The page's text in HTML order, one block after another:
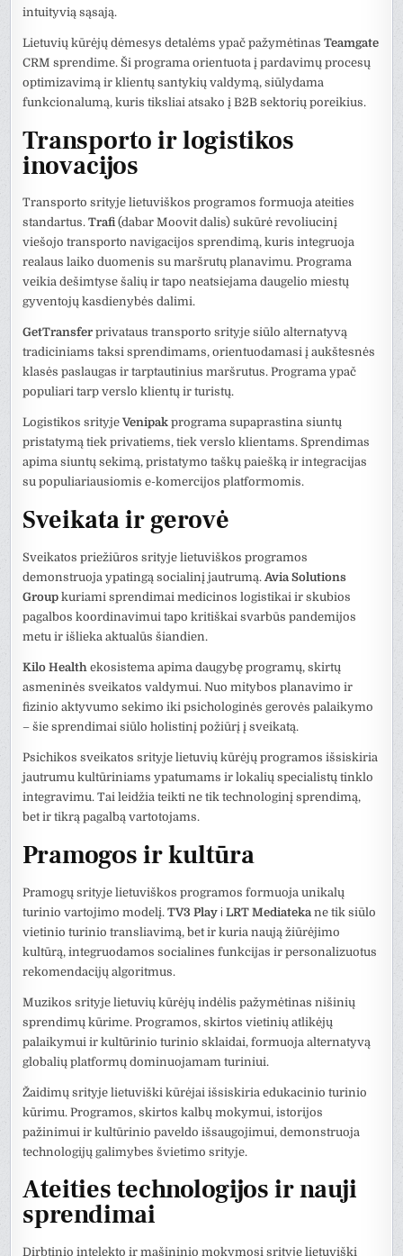
intuityvią sąsają.
Lietuvių kūrėjų dėmesys detalėms ypač pažymėtinasTeamgate
CRM sprendime. Ši programa orientuota į pardavimų procesų
optimizavimą ir klientų santykių valdymą, siūlydama
funkcionalumą, kuris tiksliai atsako į B2B sektorių poreikius.
Transporto ir logistikos
inovacijos
Transporto srityje lietuviškos programos formuoja ateities
standartus.Trafi(dabar Moovit dalis) sukūrė revoliucinį
viešojo transporto navigacijos sprendimą, kuris integruoja
realaus laiko duomenis su maršrutų planavimu. Programa
veikia dešimtyse šalių ir tapo neatsiejama daugelio miestų
gyventojų kasdienybės dalimi.
GetTransfer privataus transporto srityje siūlo alternatyvą
tradiciniams taksi sprendimams, orientuodamasi į aukštesnės
klasės paslaugas ir tarptautinius maršrutus. Programa ypač
populiari tarp verslo klientų ir turistų.
Logistikos srityjeVenipak programa supaprastina siuntų
pristatymą tiek privatiems, tiek verslo klientams. Sprendimas
apima siuntų sekimą, pristatymo taškų paiešką ir integracijas
su populiariausiomis e-komercijos platformomis.
Sveikata ir gerovė
Sveikatos priežiūros srityje lietuviškos programos
demonstruoja ypatingą socialinį jautrumą.Avia Solutions
Group kuriami sprendimai medicinos logistikai ir skubios
pagalbos koordinavimui tapo kritiškai svarbūs pandemijos
metu ir išlieka aktualūs šiandien.
Kilo Health ekosistema apima daugybę programų, skirtų
asmeninės sveikatos valdymui. Nuo mitybos planavimo ir
fizinio aktyvumo sekimo iki psichologinės gerovės palaikymo
– šie sprendimai siūlo holistinį požiūrį į sveikatą.
Psichikos sveikatos srityje lietuvių kūrėjų programos išsiskiria
jautrumu kultūriniams ypatumams ir lokalių specialistų tinklo
integravimu. Tai leidžia teikti ne tik technologinį sprendimą,
bet ir tikrą pagalbą vartotojams.
Pramogos ir kultūra
Pramogų srityje lietuviškos programos formuoja unikalų
turinio vartojimo modelį.TV3 Play іLRT Mediateka ne tik siūlo
vietinio turinio transliavimą, bet ir kuria naują žiūrėjimo
kultūrą, integruodamos socialines funkcijas ir personalizuotus
rekomendacijų algoritmus.
Muzikos srityje lietuvių kūrėjų indėlis pažymėtinas nišinių
sprendimų kūrime. Programos, skirtos vietinių atlikėjų
palaikymui ir kultūrinio turinio sklaidai, formuoja alternatyvą
globalių platformų dominuojamam turiniui.
Žaidimų srityje lietuviški kūrėjai išsiskiria edukacinio turinio
kūrimu. Programos, skirtos kalbų mokymui, istorijos
pažinimui ir kultūrinio paveldo išsaugojimui, demonstruoja
technologijų galimybes švietimo srityje.
Ateities technologijos ir nauji
sprendimai
Dirbtinio intelekto ir mašininio mokymosi srityje lietuviški